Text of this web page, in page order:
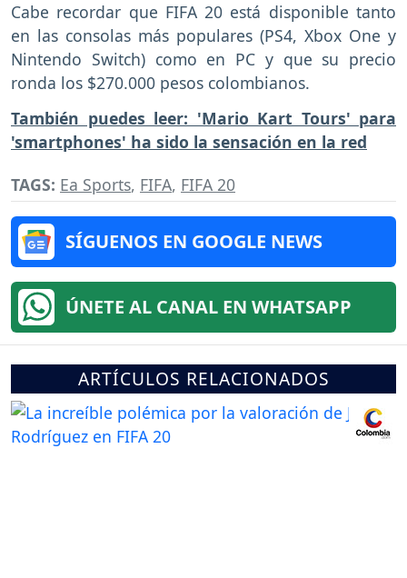
Cabe recordar que FIFA 20 está disponible tanto
en las consolas más populares (PS4, Xbox One y
Nintendo Switch) como en PC y que su precio
ronda los $270.000 pesos colombianos.
También puedes leer: 'Mario Kart Tours' para
'smartphones' ha sido la sensación en la red
TAGS: Ea Sports, FIFA, FIFA 20
SÍGUENOS EN GOOGLE NEWS
ÚNETE AL CANAL EN WHATSAPP
ARTÍCULOS RELACIONADOS